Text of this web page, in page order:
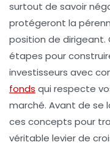
surtout de savoir
protégeront la
position de dirigeant.
étapes pour
investisseurs avec
fonds qui respecte
marché. Avant de se
ces concepts pour
véritable levier de